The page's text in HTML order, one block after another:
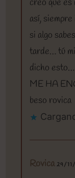
así,
si algo
tarde… tú
dicho esto…
ME HA
beso rovica
Rovica 29/